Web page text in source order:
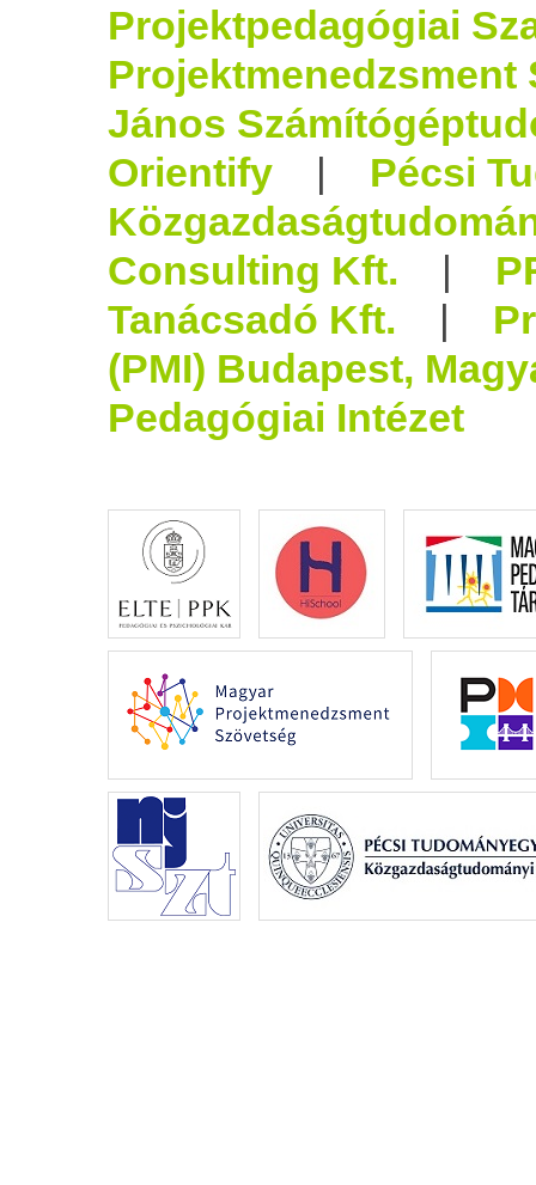
Projektpedagógiai
Projektmenedzsment
János
Orientify | Pécsi
Consulting Kft. |
Tanácsadó Kft. |
(PMI) Budapest,
Pedagógiai Intézet